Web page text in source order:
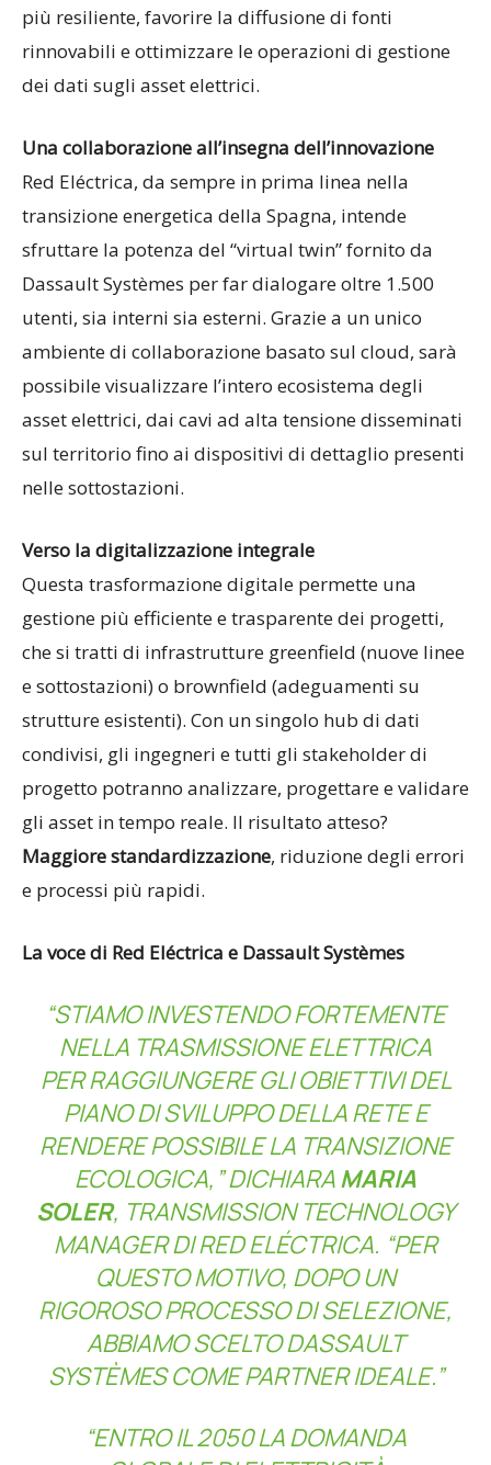
più resiliente, favorire la diffusione di fonti
rinnovabili e ottimizzare le operazioni di gestione
dei dati sugli asset elettrici.
Una collaborazione all’insegna dell’innovazione
Red Eléctrica, da sempre in prima linea nella
transizione energetica della Spagna, intende
sfruttare la potenza del “virtual twin” fornito da
Dassault Systèmes per far dialogare oltre 1.500
utenti, sia interni sia esterni. Grazie a un unico
ambiente di collaborazione basato sul cloud, sarà
possibile visualizzare l’intero ecosistema degli
asset elettrici, dai cavi ad alta tensione disseminati
sul territorio fino ai dispositivi di dettaglio presenti
nelle sottostazioni.
Verso la digitalizzazione integrale
Questa trasformazione digitale permette una
gestione più efficiente e trasparente dei progetti,
che si tratti di infrastrutture greenfield (nuove linee
e sottostazioni) o brownfield (adeguamenti su
strutture esistenti). Con un singolo hub di dati
condivisi, gli ingegneri e tutti gli stakeholder di
progetto potranno analizzare, progettare e validare
gli asset in tempo reale. Il risultato atteso?
Maggiore standardizzazione, riduzione degli errori
e processi più rapidi.
La voce di Red Eléctrica e Dassault Systèmes
“STIAMO INVESTENDO FORTEMENTE
NELLA TRASMISSIONE ELETTRICA
PER RAGGIUNGERE GLI OBIETTIVI DEL
PIANO DI SVILUPPO DELLA RETE E
RENDERE POSSIBILE LA TRANSIZIONE
ECOLOGICA,”DICHIARAMARIA
SOLER, TRANSMISSION TECHNOLOGY
MANAGER DI RED ELÉCTRICA. “PER
QUESTO MOTIVO, DOPO UN
RIGOROSO PROCESSO DI SELEZIONE,
ABBIAMO SCELTO DASSAULT
SYSTÈMES COME PARTNER IDEALE.”
“ENTRO IL 2050 LA DOMANDA